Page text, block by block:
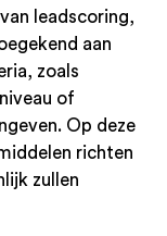
leadscoring,
aan
zoals
of
Op deze
richten
zullen